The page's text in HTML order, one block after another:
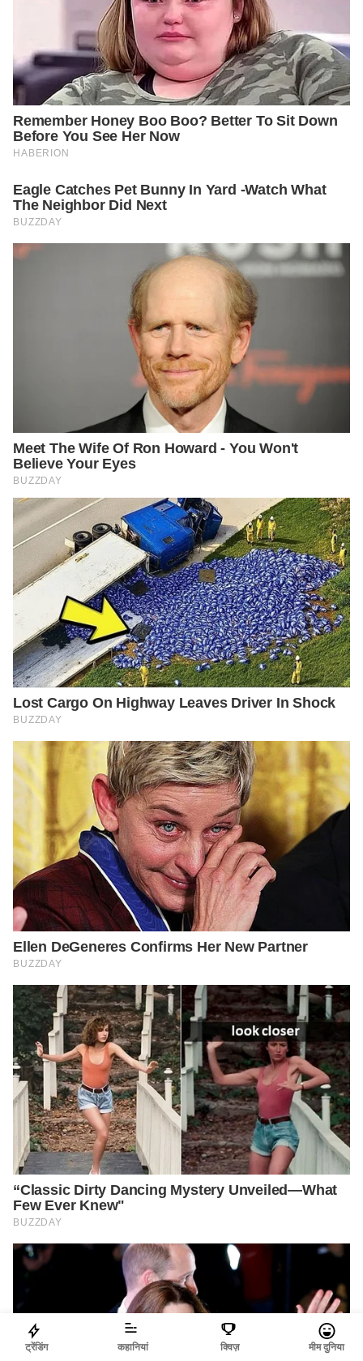
ट्रेंडिंग कहानियां क्विज़ मीम दुनिया